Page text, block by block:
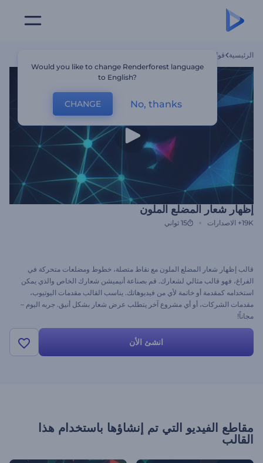
الرئيسية قوالب
إظهار شعار المضلع الملون
19K+ الاصدارات 15 ثواني
قالب إظهار شعار المضلع الملون مع نقاط متصلة، خطوط ومضلعات متحركة في
الفراغ، فهو قالب مثالي لشعارك. قم بصناعة أنيميشن شعارك الخاص والذي يمكن
استخدامه كمقدمة أو خاتمة لأي من فيديوهاتك. يناسب القالب مقدمات اليوتيوب،
مقدمات الشركات، أو أي مشروع آخر يتطلب عرض شعار بشكل أنيق. جربه اليوم –
مجاناً!
انشئ الأن
مقاطع الفيديو التي تم إنشاؤها باستخدام هذا
القالب
Would you like to change Renderforest language
to English?
CHANGE No, thanks